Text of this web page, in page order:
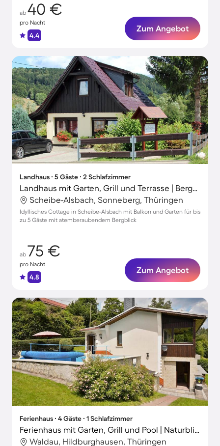
ab 40 €
pro Nacht
4.4
Zum Angebot
Landhaus ∙ 5 Gäste ∙ 2 Schlafzimmer
Landhaus mit Garten, Grill und Terrasse | Bergblick
Scheibe-Alsbach, Sonneberg, Thüringen
Idyllisches Cottage in Scheibe-Alsbach mit Balkon und Garten für bis
zu 5 Gäste mit atemberaubendem Bergblick
ab 75 €
pro Nacht
4.8
Zum Angebot
Ferienhaus ∙ 4 Gäste ∙ 1 Schlafzimmer
Ferienhaus mit Garten, Grill und Pool | Naturblick
Waldau, Hildburghausen, Thüringen